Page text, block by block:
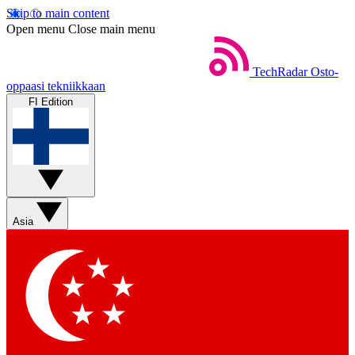
Skip to main content
Open menu Close main menu
TechRadar Osto-
oppaasi tekniikkaan
FI Edition
Asia